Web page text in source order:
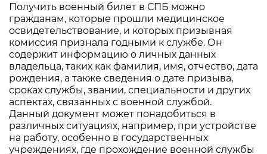
Получить военный билет в СПБ можно
гражданам, которые прошли медицинское
освидетельствование, и которых призывная
комиссия признала годными к службе. Он
содержит информацию о личных данных
владельца, таких как фамилия, имя, отчество, дата
рождения, а также сведения о дате призыва,
сроках службы, звании, специальности и других
аспектах, связанных с военной службой.
Данный документ может понадобиться в
различных ситуациях, например, при устройстве
на работу, особенно в государственных
учреждениях, где прохождение военной службы